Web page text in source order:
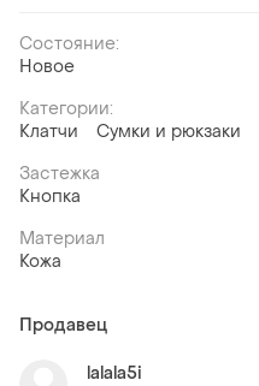
Состояние:
Новое
Категории:
Клатчи
Сумки и рюкзаки
Застежка
Кнопка
Материал
Кожа
Продавец
lalala5i